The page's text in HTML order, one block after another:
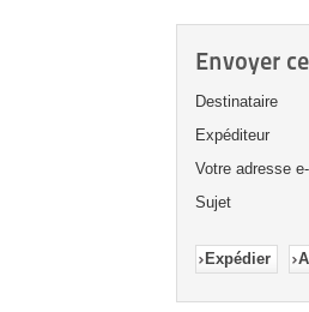
Envoyer
Destinataire
Expéditeur
Votre adresse e-
Sujet
Expédier